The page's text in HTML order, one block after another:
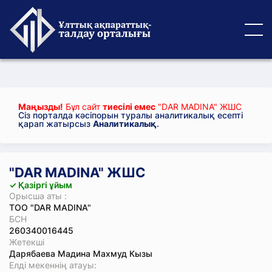
Маңызды! Бұл сайт тиесілі емес "DAR MADINA" ЖШС
Сіз порталда кәсіпорын туралы аналитикалық есепті
қарап жатырсыз Аналитикалық.
"DAR MADINA" ЖШС
✓ Қазіргі ұйым
Орысша аты :
ТОО "DAR MADINA"
БСН
260340016445
Жетекші
Дарябаева Мадина Махмуд Кызы
Елді мекеннің атауы: